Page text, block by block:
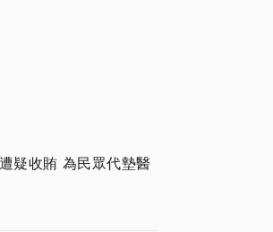
疑收賄 為民眾代墊醫